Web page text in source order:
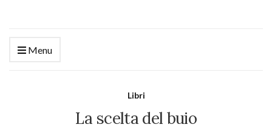
Menu
Libri
La scelta del buio